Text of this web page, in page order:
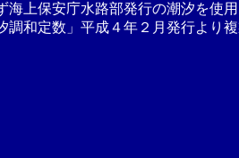
上保安庁水路部発行の潮汐を使用
和定数」平成４年２月発行より複